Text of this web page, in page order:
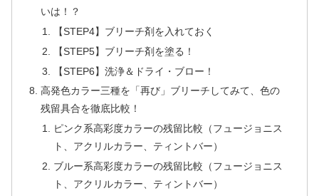
いは！？
【STEP4】ブリーチ剤を入れておく
【STEP5】ブリーチ剤を塗る！
【STEP6】洗浄＆ドライ・ブロー！
高発色カラー三種を「再び」ブリーチしてみて、色の
残留具合を徹底比較！
ピンク系高彩度カラーの残留比較（フュージョニス
ト、アクリルカラー、ティントバー）
ブルー系高彩度カラーの残留比較（フュージョニス
ト、アクリルカラー、ティントバー）